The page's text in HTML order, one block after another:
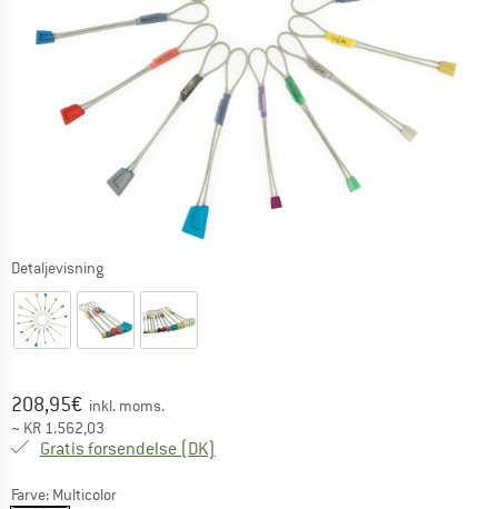
Detaljevisning
Pris:
208,95€ inkl. moms.
~ KR 1.562,03
Gratis forsendelse (DK)
Farve: Multicolor